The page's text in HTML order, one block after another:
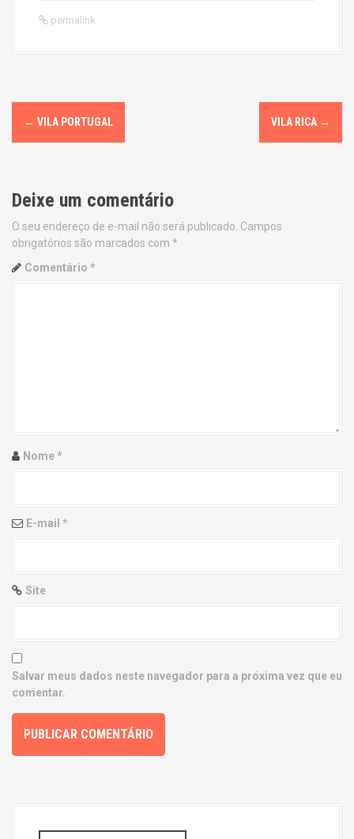
permalink
P
o
t
n
a
i
n
← VILA PORTUGAL VILA RICA →
Deixe um comentário
O seu endereço de e-mail não será publicado. Campos
obrigatórios são marcados com *
Comentário *
Nome*
E-mail *
Site
Salvar meus dados neste navegador para a próxima vez que eu
comentar.